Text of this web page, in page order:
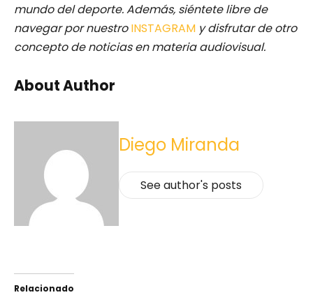
mundo del deporte. Además, siéntete libre de
navegar por nuestro INSTAGRAM y disfrutar de otro
concepto de noticias en materia audiovisual.
About Author
Diego Miranda
See author's posts
Relacionado